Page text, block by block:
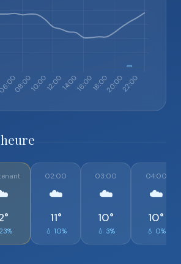
02:00
☁️
11°
💧 10%
03:00
☁️
10°
💧 3%
04:00
☁️
10°
💧 0%